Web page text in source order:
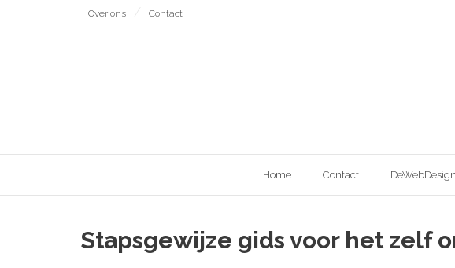
Over ons Contact
Home Contact
Stapsgewijze gids voor het zelf